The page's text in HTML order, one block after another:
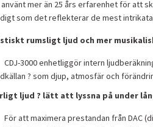
använt mer än 25 års erfarenhet för att
som det reflekterar de mest
rumsligt ljud och mer
CDJ-3000 enhetliggör intern
? som djup, atmosfär och
ljud ? lätt att lyssna på under
För att maximera prestandan från DAC